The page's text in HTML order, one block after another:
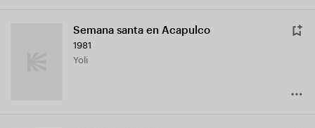
Semana santa en Acapulco
1981
Yoli